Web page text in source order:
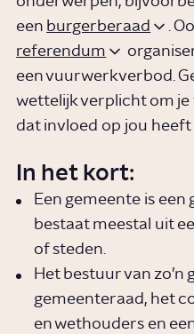
een burgerberaad
.
referendum
een vuurwerkverbod.
wettelijk verplicht om je
dat invloed op jou heeft
In het kort:
Een gemeente is een
bestaat meestal uit
of steden.
Het bestuur van
gemeenteraad, het
en wethouders en